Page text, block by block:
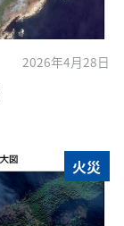
2026年4月28日
火災